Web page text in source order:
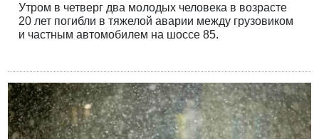
Утром в четверг два молодых человека в возрасте
20 лет погибли в тяжелой аварии между грузовиком
и частным автомобилем на шоссе 85.